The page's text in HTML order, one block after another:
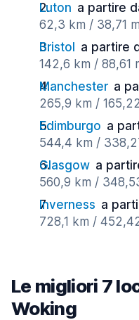
Luton a partire
62,3 km / 38,71
Bristol
a partire
142,6 km / 88,61
Manchester a
265,9 km /
Edimburgo a
544,4 km /
Glasgow a
560,9 km /
Inverness a
728,1 km /
Le migliori 7
Woking